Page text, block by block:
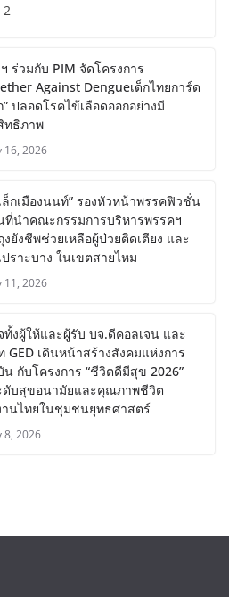
ฯ ร่วมกับ PIM จัดโครงการ
Against Dengueเด็กไทยการ์ด
ปลอดโรคไข้เลือดออกอย่างมี
ทธิภาพ
16, 2026
ล็กเมืองนนท์” รองหัวหน้าพรรคฟิวชั่น
ที่นำคณะกรรมการบริหารพรรคฯ
งยังชีพช่วยเหลือผู้ป่วยติดเตียง และ
ปราะบาง ในเขตสายไหม
11, 2026
ทั้งผู้ให้และผู้รับ บจ.ดีคอลเจน และ
GED เดินหน้าสร้างสังคมแห่งการ
น​ กับโครงการ “ชีวิตดีมีสุข 2026”
ดับสุขอนามัยและคุณภาพชีวิต
านไทยในชุมชนยุทธศาสตร์
8, 2026